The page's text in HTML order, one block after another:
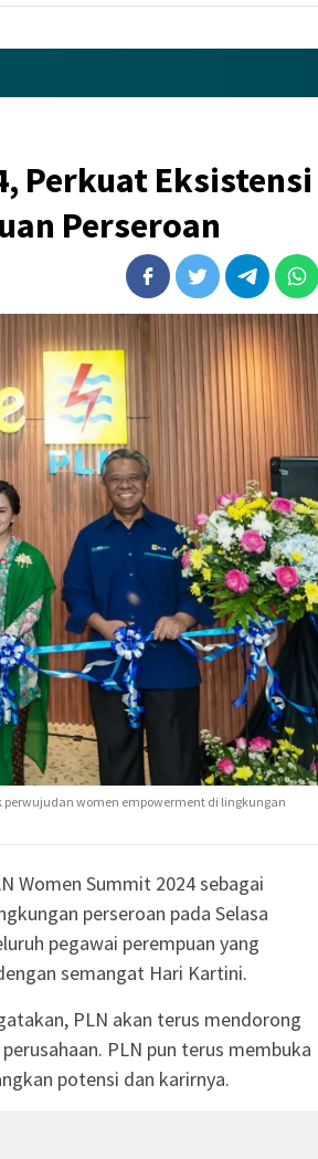
Perkuat Eksistensi
Perseroan
perwujudan women empowerment di lingkungan
Women Summit 2024 sebagai
perseroan pada Selasa
pegawai perempuan yang
semangat Hari Kartini.
PLN akan terus mendorong
PLN pun terus membuka
potensi dan karirnya.